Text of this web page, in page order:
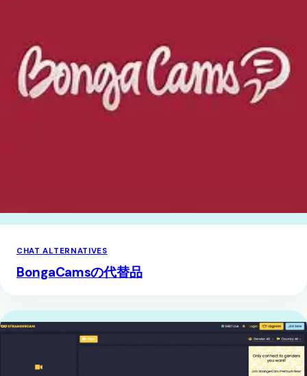
CHAT ALTERNATIVES
BongaCamsの代替品